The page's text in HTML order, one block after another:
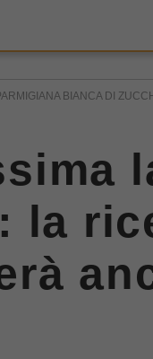
BIANCA DI
la